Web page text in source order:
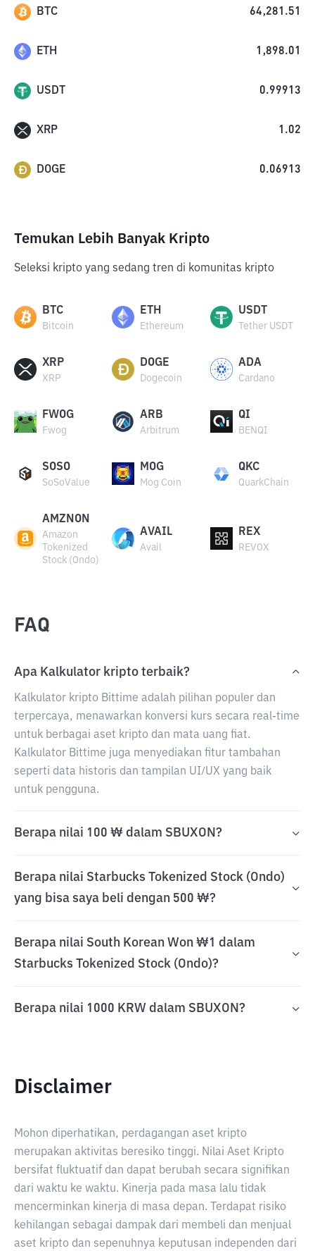
BTC 64,281.51
ETH 1,898.01
USDT 0.99913
XRP 1.02
DOGE 0.06913
Temukan Lebih Banyak Kripto
Seleksi kripto yang sedang tren di komunitas kripto
BTC
Bitcoin
ETH
Ethereum
USDT
Tether USDT
XRP
XRP
DOGE
Dogecoin
ADA
Cardano
FWOG
Fwog
ARB
Arbitrum
QI
BENQI
SOSO
SoSoValue
MOG
Mog Coin
QKC
QuarkChain
AMZNON
Amazon
Tokenized
Stock (Ondo)
AVAIL
Avail
REX
REVOX
FAQ
Apa Kalkulator kripto terbaik?
Kalkulator kripto Bittime adalah pilihan populer dan
terpercaya, menawarkan konversi kurs secara real-time
untuk berbagai aset kripto dan mata uang fiat.
Kalkulator Bittime juga menyediakan fitur tambahan
seperti data historis dan tampilan UI/UX yang baik
untuk pengguna.
Berapa nilai 100 ₩ dalam SBUXON?
Berapa nilai Starbucks Tokenized Stock (Ondo)
yang bisa saya beli dengan 500 ₩?
Berapa nilai South Korean Won ₩1 dalam
Starbucks Tokenized Stock (Ondo)?
Berapa nilai 1000 KRW dalam SBUXON?
Disclaimer
Mohon diperhatikan, perdagangan aset kripto
merupakan aktivitas beresiko tinggi. Nilai Aset Kripto
bersifat fluktuatif dan dapat berubah secara signifikan
dari waktu ke waktu. Kinerja pada masa lalu tidak
mencerminkan kinerja di masa depan. Terdapat risiko
kehilangan sebagai dampak dari membeli dan menjual
aset kripto dan sepenuhnya keputusan independen dari